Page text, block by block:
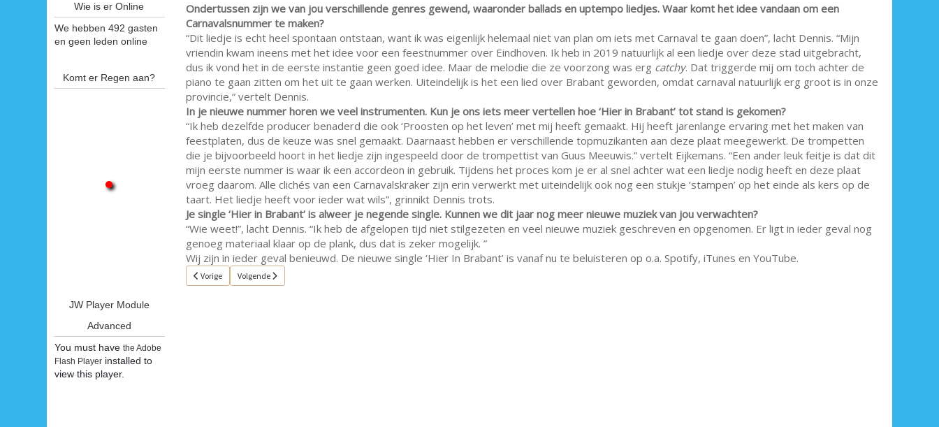
Wie is er Online
We hebben 492 gasten
en geen leden online
Komt er Regen aan?
JW Player Module
Advanced
You must havethe Adobe
Flash Player installed to
view this player.
Ondertussen zijn we van jou verschillende genres gewend, waaronder ballads en uptempo liedjes. Waar komt het idee vandaan om een
Carnavalsnummer te maken?
“Dit liedje is echt heel spontaan ontstaan, want ik was eigenlijk helemaal niet van plan om iets met Carnaval te gaan doen”, lacht Dennis. “Mijn
vriendin kwam ineens met het idee voor een feestnummer over Eindhoven. Ik heb in 2019 natuurlijk al een liedje over deze stad uitgebracht,
dus ik vond het in de eerste instantie geen goed idee. Maar de melodie die ze voorzong was erg catchy. Dat triggerde mij om toch achter de
piano te gaan zitten om het uit te gaan werken. Uiteindelijk is het een lied over Brabant geworden, omdat carnaval natuurlijk erg groot is in onze
provincie,” vertelt Dennis.
In je nieuwe nummer horen we veel instrumenten. Kun je ons iets meer vertellen hoe ‘Hier in Brabant’ tot stand is gekomen?
“Ik heb dezelfde producer benaderd die ook ‘Proosten op het leven’ met mij heeft gemaakt. Hij heeft jarenlange ervaring met het maken van
feestplaten, dus de keuze was snel gemaakt. Daarnaast hebben er verschillende topmuzikanten aan deze plaat meegewerkt. De trompetten
die je bijvoorbeeld hoort in het liedje zijn ingespeeld door de trompettist van Guus Meeuwis.” vertelt Eijkemans. “Een ander leuk feitje is dat dit
mijn eerste nummer is waar ik een accordeon in gebruik. Tijdens het proces kom je er al snel achter wat een liedje nodig heeft en deze plaat
vroeg daarom. Alle clichés van een Carnavalskraker zijn erin verwerkt met uiteindelijk ook nog een stukje ‘stampen’ op het einde als kers op de
taart. Het liedje heeft voor ieder wat wils”, grinnikt Dennis trots.
Je single ‘Hier in Brabant’ is alweer je negende single. Kunnen we dit jaar nog meer nieuwe muziek van jou verwachten?
“Wie weet!”, lacht Dennis. “Ik heb de afgelopen tijd niet stilgezeten en veel nieuwe muziek geschreven en opgenomen. Er ligt in ieder geval nog
genoeg materiaal klaar op de plank, dus dat is zeker mogelijk. ”
Wij zijn in ieder geval benieuwd. De nieuwe single ‘Hier In Brabant’ is vanaf nu te beluisteren op o.a. Spotify, iTunes en YouTube.
Vorig artikel: Single van de week 6
Vorige Volgende artikel: Single van de week 4
Volgende